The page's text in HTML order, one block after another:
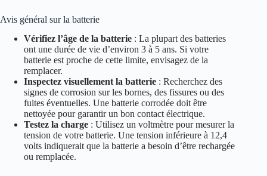
Avis général sur la batterie
Vérifiez l’âge de la batterie : La plupart des batteries
ont une durée de vie d’environ 3 à 5 ans. Si votre
batterie est proche de cette limite, envisagez de la
remplacer.
Inspectez visuellement la batterie : Recherchez des
signes de corrosion sur les bornes, des fissures ou des
fuites éventuelles. Une batterie corrodée doit être
nettoyée pour garantir un bon contact électrique.
Testez la charge : Utilisez un voltmètre pour mesurer la
tension de votre batterie. Une tension inférieure à 12,4
volts indiquerait que la batterie a besoin d’être rechargée
ou remplacée.